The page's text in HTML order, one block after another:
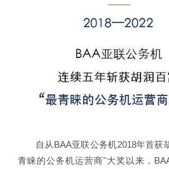
自从BAA亚联公务机2018年首
青睐的公务机运营商"大奖以来，